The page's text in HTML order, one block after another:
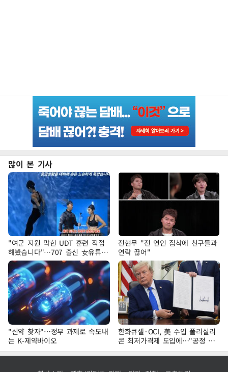
많이 본 기사
"여군 지원 막힌 UDT 훈련 직접
해봤습니다"…707 출신 女유튜버
'완벽 소화'
전현무 "전 연인 집착에 친구들과
연락 끊어"
"신약 찾자"…정부 과제로 속도내
는 K-제약바이오
한화큐셀·OCI, 美 수입 폴리실리
콘 최저가격제 도입에…"공정 경
쟁·수익성 개선 환영"